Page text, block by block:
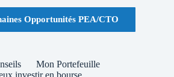
Opportunités PEA/CTO
Mon Portefeuille